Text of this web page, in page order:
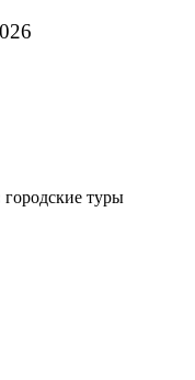
городские туры